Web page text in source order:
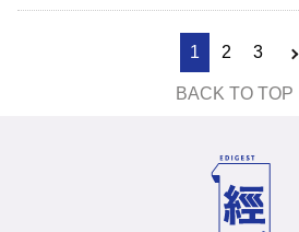
1 2 3
BACK TO TOP